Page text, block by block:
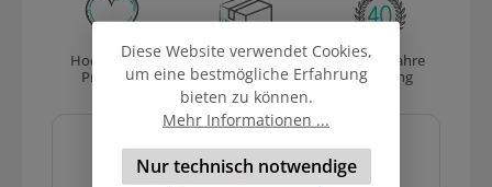
Hochwertige
Produkte
Versand
mit DHL
Über 40 Jahre
Erfahrung
Sicher und schnell
Diese Website verwendet Cookies,
um eine bestmögliche Erfahrung
bieten zu können.
Mehr Informationen ...
Nur technisch notwendige